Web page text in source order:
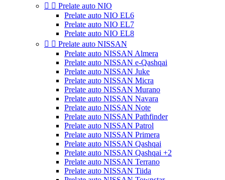
  Prelate auto NIO
Prelate auto NIO EL6
Prelate auto NIO EL7
Prelate auto NIO EL8
  Prelate auto NISSAN
Prelate auto NISSAN Almera
Prelate auto NISSAN e-Qashqai
Prelate auto NISSAN Juke
Prelate auto NISSAN Micra
Prelate auto NISSAN Murano
Prelate auto NISSAN Navara
Prelate auto NISSAN Note
Prelate auto NISSAN Pathfinder
Prelate auto NISSAN Patrol
Prelate auto NISSAN Primera
Prelate auto NISSAN Qashqai
Prelate auto NISSAN Qashqai +2
Prelate auto NISSAN Terrano
Prelate auto NISSAN Tiida